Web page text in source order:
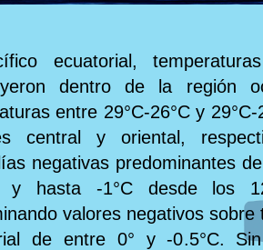
ecuatorial,
dentro de la región
entre 29°C-26°C y
central y oriental,
negativas predominantes
y hasta -1°C desde los
valores negativos
de entre 0° y -0.5°C.